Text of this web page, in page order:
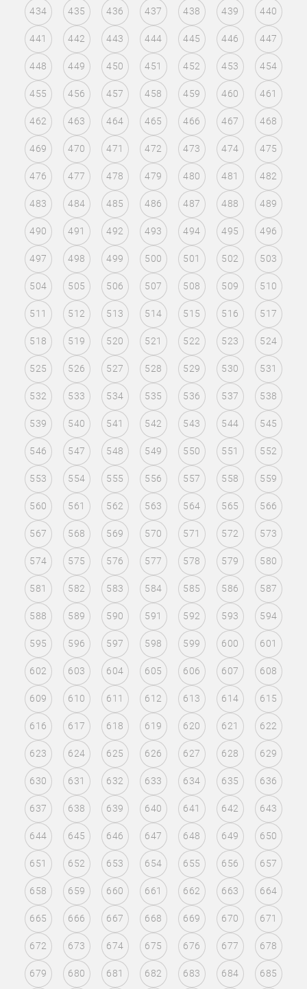
434 435 436 437 438 439 440
441 442 443 444 445 446 447
448 449 450 451 452 453 454
455 456 457 458 459 460 461
462 463 464 465 466 467 468
469 470 471 472 473 474 475
476 477 478 479 480 481 482
483 484 485 486 487 488 489
490 491 492 493 494 495 496
497 498 499 500 501 502 503
504 505 506 507 508 509 510
511 512 513 514 515 516 517
518 519 520 521 522 523 524
525 526 527 528 529 530 531
532 533 534 535 536 537 538
539 540 541 542 543 544 545
546 547 548 549 550 551 552
553 554 555 556 557 558 559
560 561 562 563 564 565 566
567 568 569 570 571 572 573
574 575 576 577 578 579 580
581 582 583 584 585 586 587
588 589 590 591 592 593 594
595 596 597 598 599 600 601
602 603 604 605 606 607 608
609 610 611 612 613 614 615
616 617 618 619 620 621 622
623 624 625 626 627 628 629
630 631 632 633 634 635 636
637 638 639 640 641 642 643
644 645 646 647 648 649 650
651 652 653 654 655 656 657
658 659 660 661 662 663 664
665 666 667 668 669 670 671
672 673 674 675 676 677 678
679 680 681 682 683 684 685